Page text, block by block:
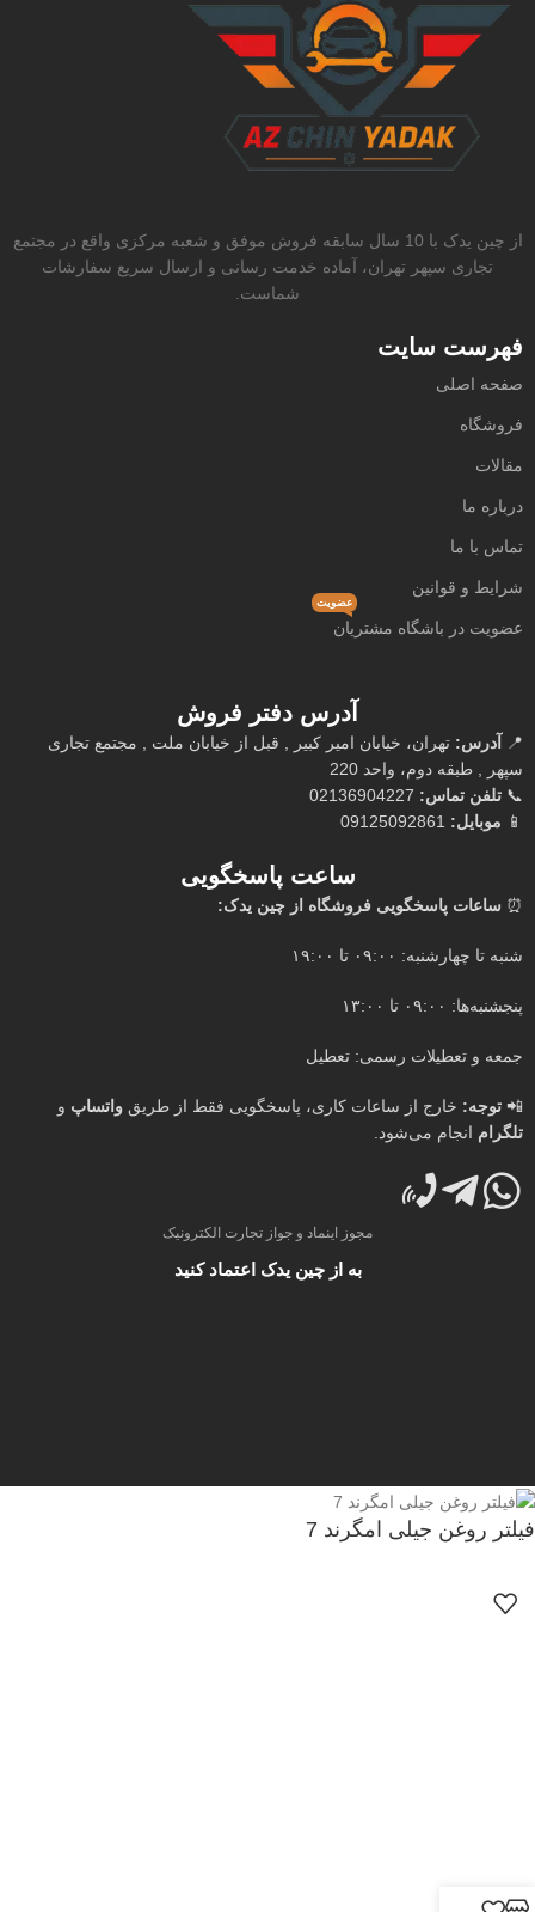
از چین یدک با 10 سال سابقه فروش موفق و شعبه مرکزی واقع در مجتمع
تجاری سپهر تهران، آماده خدمت رسانی و ارسال سریع سفارشات
شماست.
فهرست سایت
صفحه اصلی
فروشگاه
مقالات
درباره ما
تماس با ما
شرایط و قوانین
عضویت در باشگاه مشتریان
عضویت
آدرس دفتر فروش
📍 آدرس: تهران، خیابان امیر کبیر , قبل از خیابان ملت , مجتمع تجاری
سپهر , طبقه دوم، واحد 220
📞 تلفن تماس:
📱 موبایل:
ساعت پاسخگویی
⏰ ساعات پاسخگویی فروشگاه از چین یدک:
شنبه تا چهارشنبه: ۰۹:۰۰ تا ۱۹:۰۰
پنجشنبه‌ها: ۰۹:۰۰ تا ۱۳:۰۰
جمعه و تعطیلات رسمی: تعطیل
📲 توجه: خارج از ساعات کاری، پاسخگویی فقط از طریق واتساپ و
تلگرام انجام می‌شود.
مجوز اینماد و جواز تجارت الکترونیک
به از چین یدک اعتماد کنید
فیلتر روغن جیلی امگرند 7